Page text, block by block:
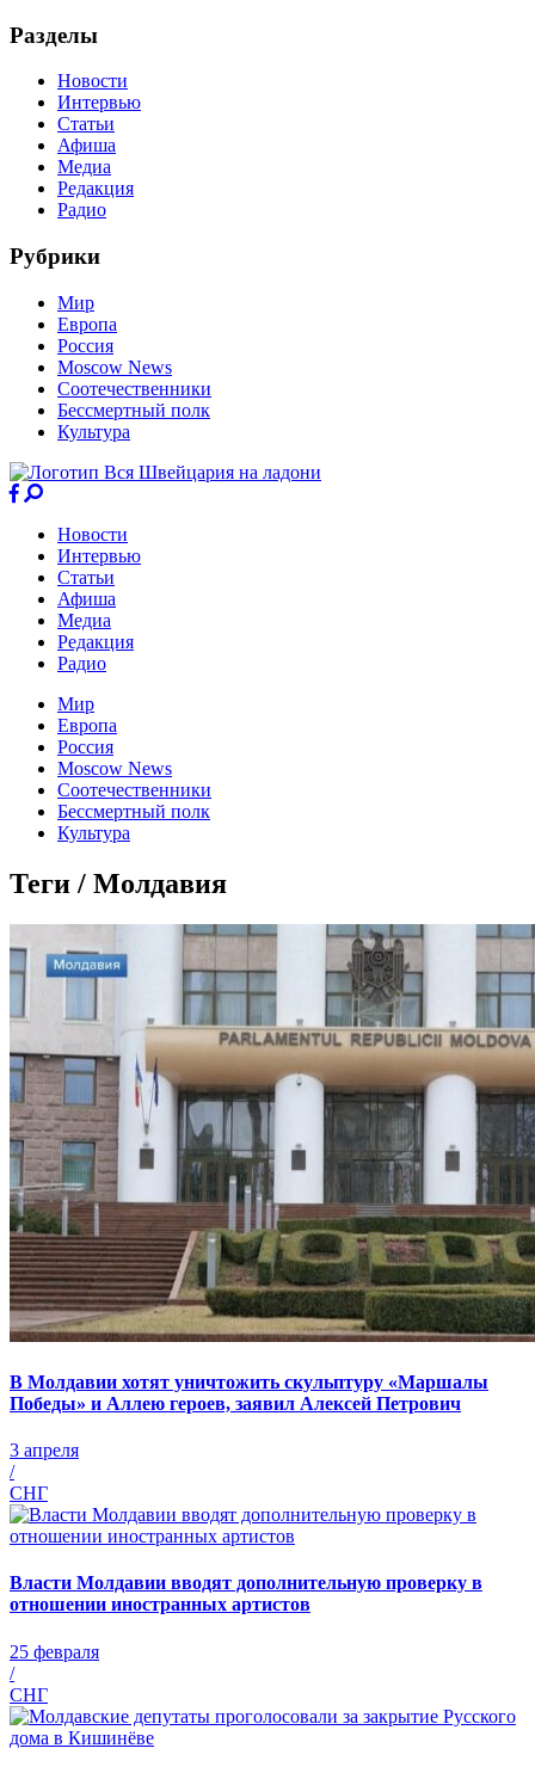
Разделы
Новости
Интервью
Статьи
Афиша
Медиа
Редакция
Радио
Рубрики
Мир
Европа
Россия
Moscow News
Соотечественники
Бессмертный полк
Культура
Новости
Интервью
Статьи
Афиша
Медиа
Редакция
Радио
Мир
Европа
Россия
Moscow News
Соотечественники
Бессмертный полк
Культура
Теги / Молдавия
В Молдавии хотят уничтожить скульптуру «Маршалы
Победы» и Аллею героев, заявил Алексей Петрович
3 апреля
/
СНГ
Власти Молдавии вводят дополнительную проверку в
отношении иностранных артистов
25 февраля
/
СНГ